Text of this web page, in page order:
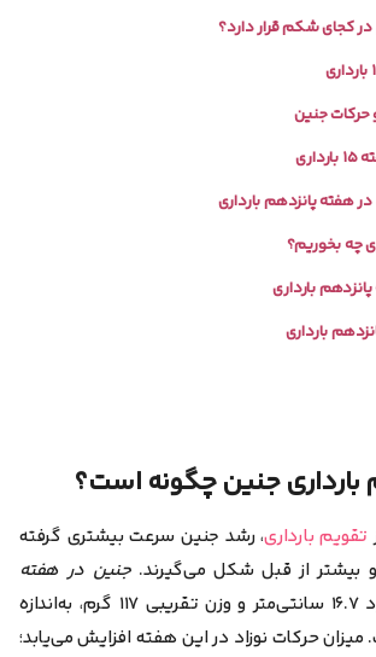
کجای شکم قرار دارد؟
حرکات جنین
هفته پانزدهم بارداری
چه بخوریم؟
بارداری
بارداری
بارداری جنین چگونه است؟
تقویم بارداری، رشد جنین سرعت بیشتری گرفته
بیشتر از قبل شکل می‌گیرند.جنین در هفته
با قد حدود ۱۶.۷ سانتی‌متر و وزن تقریبی ۱۱۷ گرم، به‌اندازه
حرکات نوزاد در این هفته افزایش می‌یابد؛